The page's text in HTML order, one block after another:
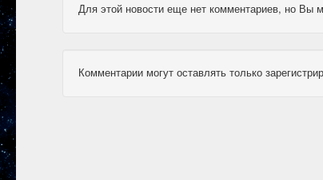
Для этой новости еще нет комментариев, но Вы
Комментарии могут оставлять только